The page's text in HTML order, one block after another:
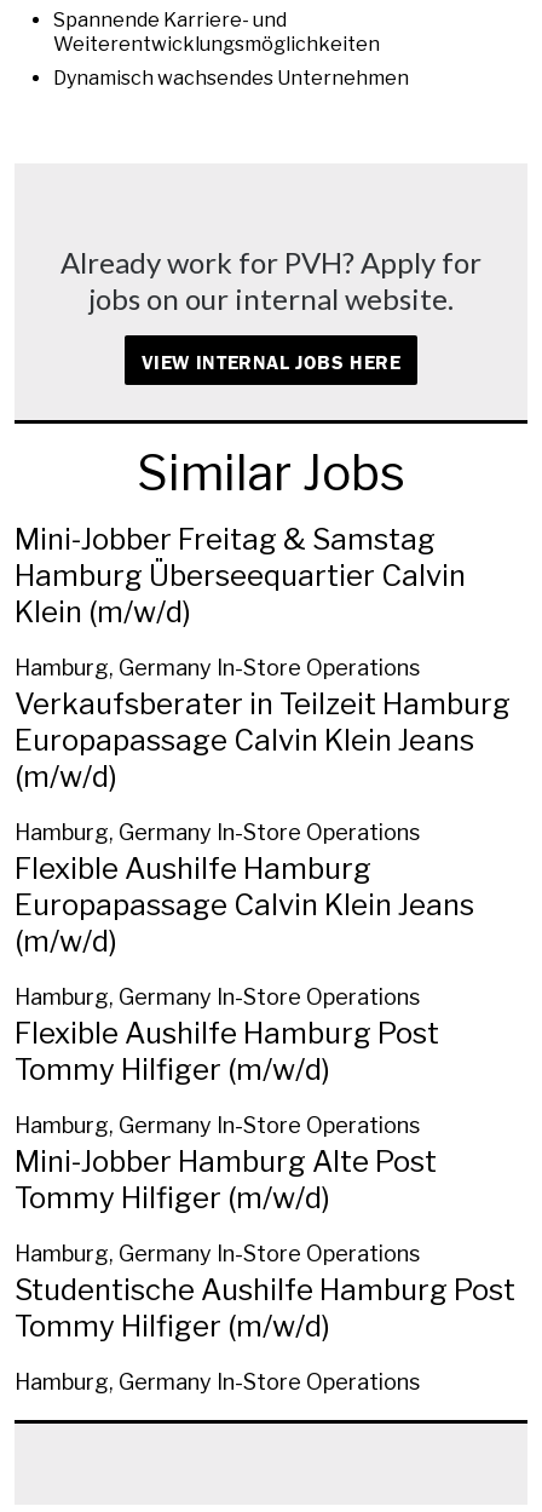
Spannende Karriere- und
Weiterentwicklungsmöglichkeiten
Dynamisch wachsendes Unternehmen
Already work for PVH? Apply for
jobs on our internal website.
VIEW INTERNAL JOBS HERE
Similar Jobs
Mini-Jobber Freitag & Samstag
Hamburg Überseequartier Calvin
Klein (m/w/d)
Hamburg, Germany In-Store Operations
Verkaufsberater in Teilzeit Hamburg
Europapassage Calvin Klein Jeans
(m/w/d)
Hamburg, Germany In-Store Operations
Flexible Aushilfe Hamburg
Europapassage Calvin Klein Jeans
(m/w/d)
Hamburg, Germany In-Store Operations
Flexible Aushilfe Hamburg Post
Tommy Hilfiger (m/w/d)
Hamburg, Germany In-Store Operations
Mini-Jobber Hamburg Alte Post
Tommy Hilfiger (m/w/d)
Hamburg, Germany In-Store Operations
Studentische Aushilfe Hamburg Post
Tommy Hilfiger (m/w/d)
Hamburg, Germany In-Store Operations